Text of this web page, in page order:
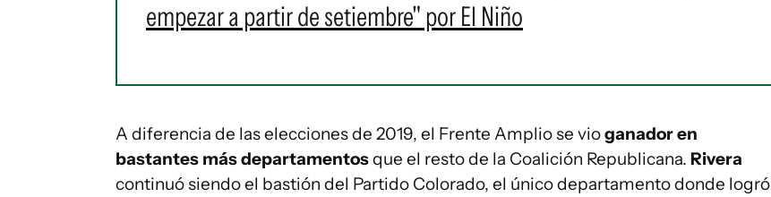
empezar a partir de setiembre" por El Niño
A diferencia de las elecciones de 2019, el Frente Amplio se vioganador en
bastantes más departamentosque el resto de la Coalición Republicana. Rivera
continuó siendo el bastión del Partido Colorado, el único departamento donde logró